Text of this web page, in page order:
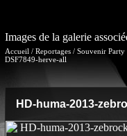
Images de la galerie
Accueil / Reportages / Souvenir
DSF7849-herve-all
HD-huma-2013-